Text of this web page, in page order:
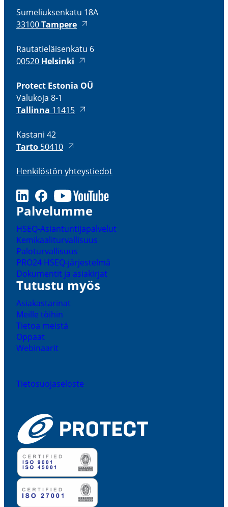
Sumeliuk­senkatu 18A
33100Tampere
Rauta­tie­läi­senkatu 6
00520 Helsinki
Protect Estonia OÜ
Valukoja 8-1
Tallinna 11415
Kastani 42
Tarto 50410
Henki­löstön yhteys­tiedot
LinkedInFacebook
Youtube
Palve­lumme
HSEQ-​Asiantuntijapalvelut
Kemikaa­li­tur­val­lisuus
Palotur­val­lisuus
PRO24 HSEQ-​järjestelmä
Dokumentit ja asiakirjat
Tutustu myös
Asiakas­ta­rinat
Meille töihin
Tietoa meistä
Oppaat
Webinaarit
Tieto­suo­ja­se­loste